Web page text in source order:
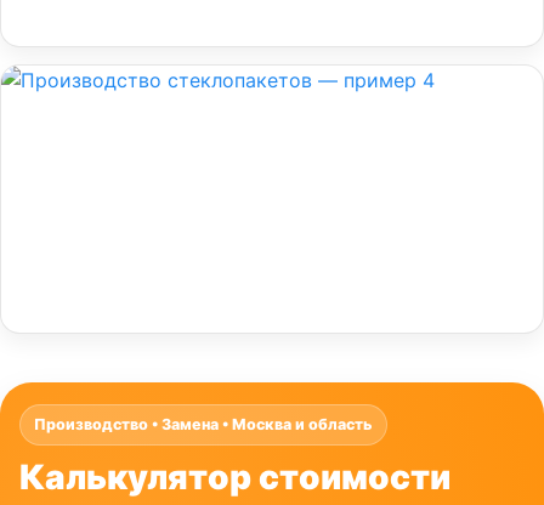
Производство • Замена • Москва и область
Калькулятор стоимости